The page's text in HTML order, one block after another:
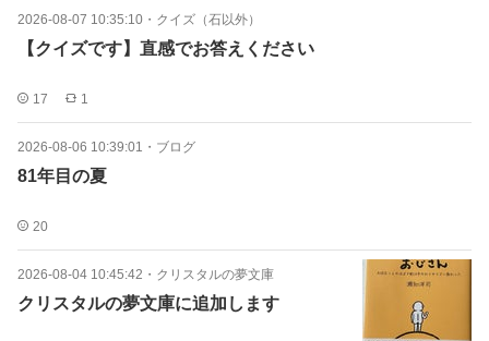
2026-08-07 10:35:10 ・ クイズ（石以外）
【クイズです】直感でお答えください
17 1
2026-08-06 10:39:01 ・ ブログ
81年目の夏
20
2026-08-04 10:45:42 ・ クリスタルの夢文庫
クリスタルの夢文庫に追加します